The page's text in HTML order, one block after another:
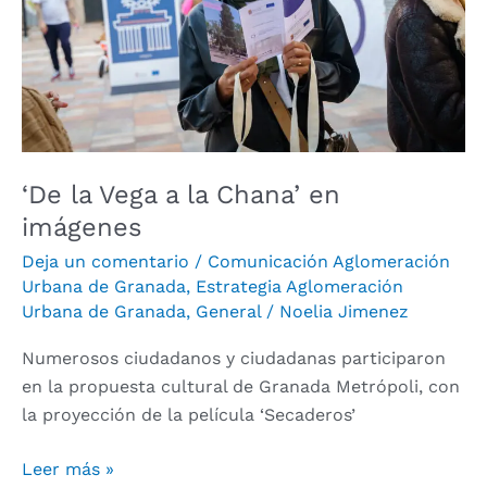
‘De la Vega a la Chana’ en
imágenes
Deja un comentario / Comunicación Aglomeración
Urbana de Granada, Estrategia Aglomeración
Urbana de Granada, General / Noelia Jimenez
Numerosos ciudadanos y ciudadanas participaron
en la propuesta cultural de Granada Metrópoli, con
la proyección de la película ‘Secaderos’
Chana’
en
imágenes
Leer más »